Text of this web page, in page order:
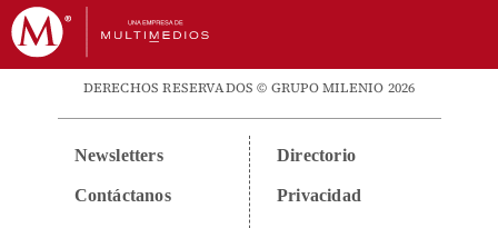
DERECHOS RESERVADOS © GRUPO MILENIO 2026
Newsletters
Contáctanos
Directorio
Privacidad